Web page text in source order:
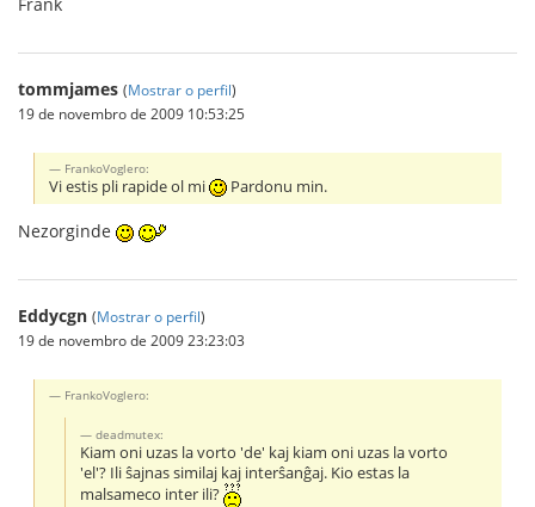
tommjames (Mostrar o perfil)
19 de novembro de 2009 10:53:25
FrankoVoglero:
Vi estis pli rapide ol mi Pardonu min.
Nezorginde
Eddycgn (Mostrar o perfil)
19 de novembro de 2009 23:23:03
FrankoVoglero:
deadmutex:
Kiam oni uzas la vorto 'de' kaj kiam oni uzas la vorto
'el'? Ili ŝajnas similaj kaj interŝanĝaj. Kio estas la
malsameco inter ili?